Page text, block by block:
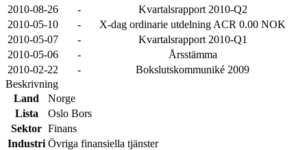
2010-08-26
-
Kvartalsrapport 2010-Q2
2010-05-10
-
X-dag ordinarie utdelning ACR 0.00 NOK
2010-05-07
-
Kvartalsrapport 2010-Q1
2010-05-06
-
Årsstämma
2010-02-22
-
Bokslutskommuniké 2009
Beskrivning
Land
Norge
Lista
Oslo Bors
Sektor Finans
Industri Övriga finansiella tjänster